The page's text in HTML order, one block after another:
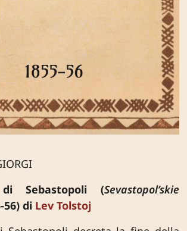
Sebastopoli (Sevastopol’skie
56) di Lev Tolstoj